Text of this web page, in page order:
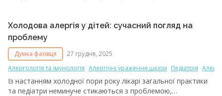
імунопрофілактики при нефропатології, захворюваннях
нервової системи у передчасно народжених дітей, юридичні
аспекти вакцинації, забезпечення холодового ланцюга,
комунікаційні стратегії, вакцинація після трансплантації
гемопоетичних клітин, при біологічній та таргетній терапії,
тромбоцитопенії, оновлений календар щеплень.
Холодова алергія у дітей: сучасний погляд на
проблему
Думка фахівця
27 грудня, 2025
Алергологія та імунологія Алергічні ураження шкіри Педіатрія
Із настанням холодної пори року лікарі загальної практики
та педіатри неминуче стикаються з проблемою,